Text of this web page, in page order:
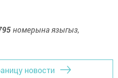
номерына языгыз,
новости